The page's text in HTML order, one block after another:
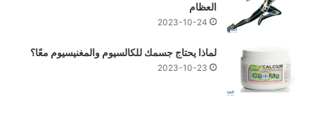
العظام
2023-10-24
لماذا يحتاج جسمك للكالسيوم والمغنيسيوم معًا؟
2023-10-23